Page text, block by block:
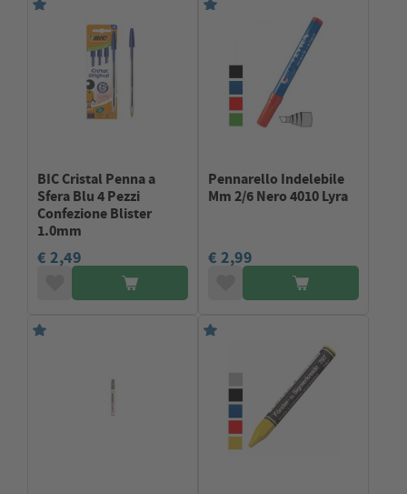
BIC Cristal Penna a
Sfera Blu 4 Pezzi
Confezione Blister
1.0mm
€ 2,49
Pennarello Indelebile
Mm 2/6 Nero 4010 Lyra
€ 2,99